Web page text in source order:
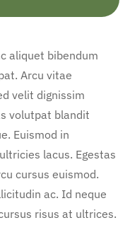
aliquet bibendum
Arcu vitae
velit dignissim
volutpat blandit
Euismod in
lacus. Egestas
cursus euismod.
ac. Id neque
risus at ultrices.